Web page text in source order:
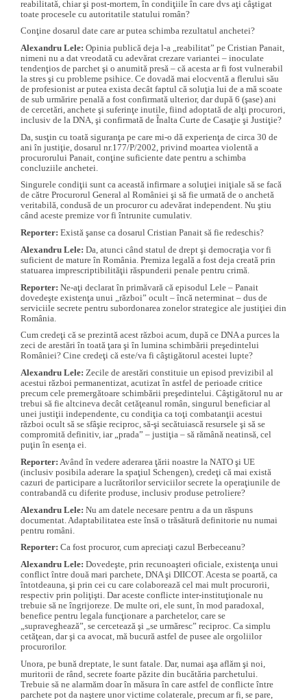
reabilitată, chiar şi post-mortem, în condiţiile în care dvs aţi câştigat
toate procesele cu autoritatile statului român?
Conţine dosarul date care ar putea schimba rezultatul anchetei?
Alexandru Lele: Opinia publică deja l-a „reabilitat” pe Cristian Panait,
nimeni nu a dat vreodată cu adevărat crezare variantei – inoculate
tendenţios de parchet şi o anumită presă – că acesta ar fi fost vulnerabil
la stres şi cu probleme psihice. Ce dovadă mai elocventă a flerului său
de profesionist ar putea exista decât faptul că soluţia lui de a mă scoate
de sub urmărire penală a fost confirmată ulterior, dar după 6 (şase) ani
de cercetări, anchete şi suferinţe inutile, fiind adoptată de alţi procurori,
inclusiv de la DNA, şi confirmată de Înalta Curte de Casaţie şi Justiţie?
Da, susţin cu toată siguranţa pe care mi-o dă experienţa de circa 30 de
ani în justiţie, dosarul nr.177/P/2002, privind moartea violentă a
procurorului Panait, conţine suficiente date pentru a schimba
concluziile anchetei.
Singurele condiţii sunt ca această infirmare a soluţiei iniţiale să se facă
de către Procurorul General al României şi să fie urmată de o anchetă
veritabilă, condusă de un procuror cu adevărat independent. Nu ştiu
când aceste premize vor fi întrunite cumulativ.
Reporter: Există şanse ca dosarul Cristian Panait să fie redeschis?
Alexandru Lele: Da, atunci când statul de drept şi democraţia vor fi
suficient de mature în România. Premiza legală a fost deja creată prin
statuarea imprescriptibilităţii răspunderii penale pentru crimă.
Reporter: Ne-aţi declarat în primăvară că episodul Lele – Panait
dovedeşte existenţa unui „război” ocult – încă neterminat – dus de
serviciile secrete pentru subordonarea zonelor strategice ale justiţiei din
România.
Cum credeţi că se prezintă acest război acum, după ce DNA a purces la
zeci de arestări în toată ţara şi în lumina schimbării preşedintelui
României? Cine credeţi că este/va fi câştigătorul acestei lupte?
Alexandru Lele: Zecile de arestări constituie un episod previzibil al
acestui război permanentizat, acutizat în astfel de perioade critice
precum cele premergătoare schimbării preşedintelui. Câştigătorul nu ar
trebui să fie altcineva decât cetăţeanul român, singurul beneficiar al
unei justiţii independente, cu condiţia ca toţi combatanţii acestui
război ocult să se sfâşie reciproc, să-şi secătuiască resursele şi să se
compromită definitiv, iar „prada” – justiţia – să rămână neatinsă, cel
puţin în esenţa ei.
Reporter: Având în vedere aderarea ţării noastre la NATO şi UE
(inclusiv posibila aderare la spaţiul Schengen), credeţi că mai există
cazuri de participare a lucrătorilor serviciilor secrete la operaţiunile de
contrabandă cu diferite produse, inclusiv produse petroliere?
Alexandru Lele: Nu am datele necesare pentru a da un răspuns
documentat. Adaptabilitatea este însă o trăsătură definitorie nu numai
pentru români.
Reporter: Ca fost procuror, cum apreciaţi cazul Berbeceanu?
Alexandru Lele: Dovedeşte, prin recunoaşteri oficiale, existenţa unui
conflict între două mari parchete, DNA şi DIICOT. Acesta se poartă, ca
întotdeauna, şi prin cei cu care colaborează cel mai mult procurorii,
respectiv prin poliţişti. Dar aceste conflicte inter-instituţionale nu
trebuie să ne îngrijoreze. De multe ori, ele sunt, în mod paradoxal,
benefice pentru legala funcţionare a parchetelor, care se
„supraveghează”, se cercetează şi „se urmăresc” reciproc. Ca simplu
cetăţean, dar şi ca avocat, mă bucură astfel de pusee ale orgoliilor
procurorilor.
Unora, pe bună dreptate, le sunt fatale. Dar, numai aşa aflăm şi noi,
muritorii de rând, secrete foarte păzite din bucătăria parchetului.
Trebuie să ne alarmăm doar în măsura în care astfel de conflicte între
parchete pot da naştere unor victime colaterale, precum ar fi, se pare,